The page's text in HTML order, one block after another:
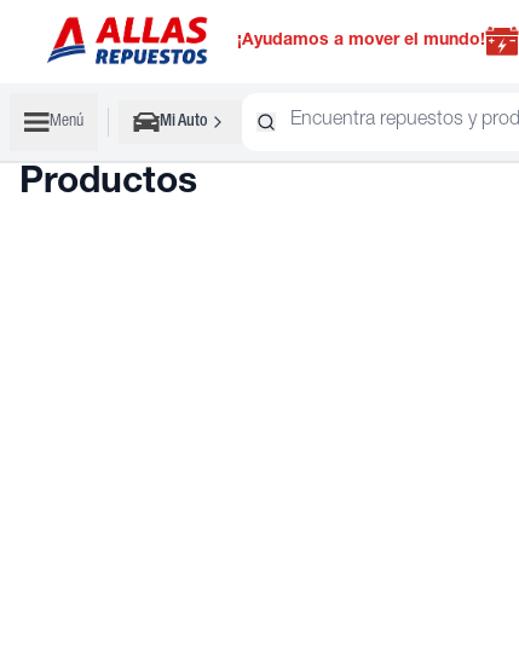
¡Ayudamos a mover el mundo!
Menú Mi Auto
Productos